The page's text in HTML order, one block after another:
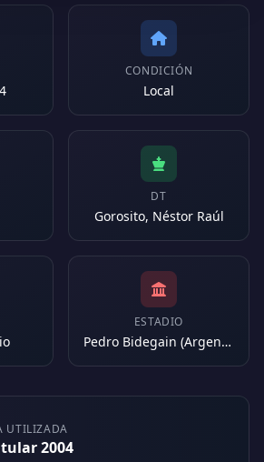
CONDICIÓN
Local
DT
Gorosito, Néstor Raúl
ESTADIO
Pedro Bidegain (Argentina)
UTILIZADA
2004